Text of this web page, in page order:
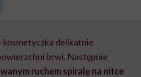
kosmetyczka delikatnie
brwi. Następnie
ruchem spiralę na nitce